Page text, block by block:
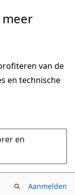
van de
en technische
en
Aanmelden